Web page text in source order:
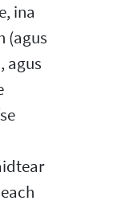
ina
(agus
agus